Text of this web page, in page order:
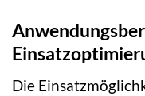
Die